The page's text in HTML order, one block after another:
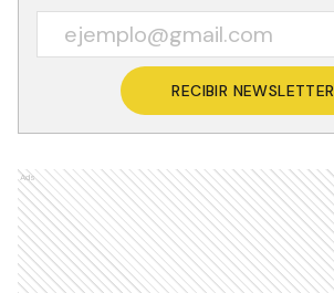
RECIBIR NEWSLETTER
Ads